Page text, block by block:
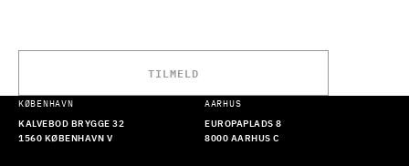
TILMELD
KØBENHAVN
KALVEBOD BRYGGE 32
1560 KØBENHAVN V
AARHUS
EUROPAPLADS 8
8000 AARHUS C